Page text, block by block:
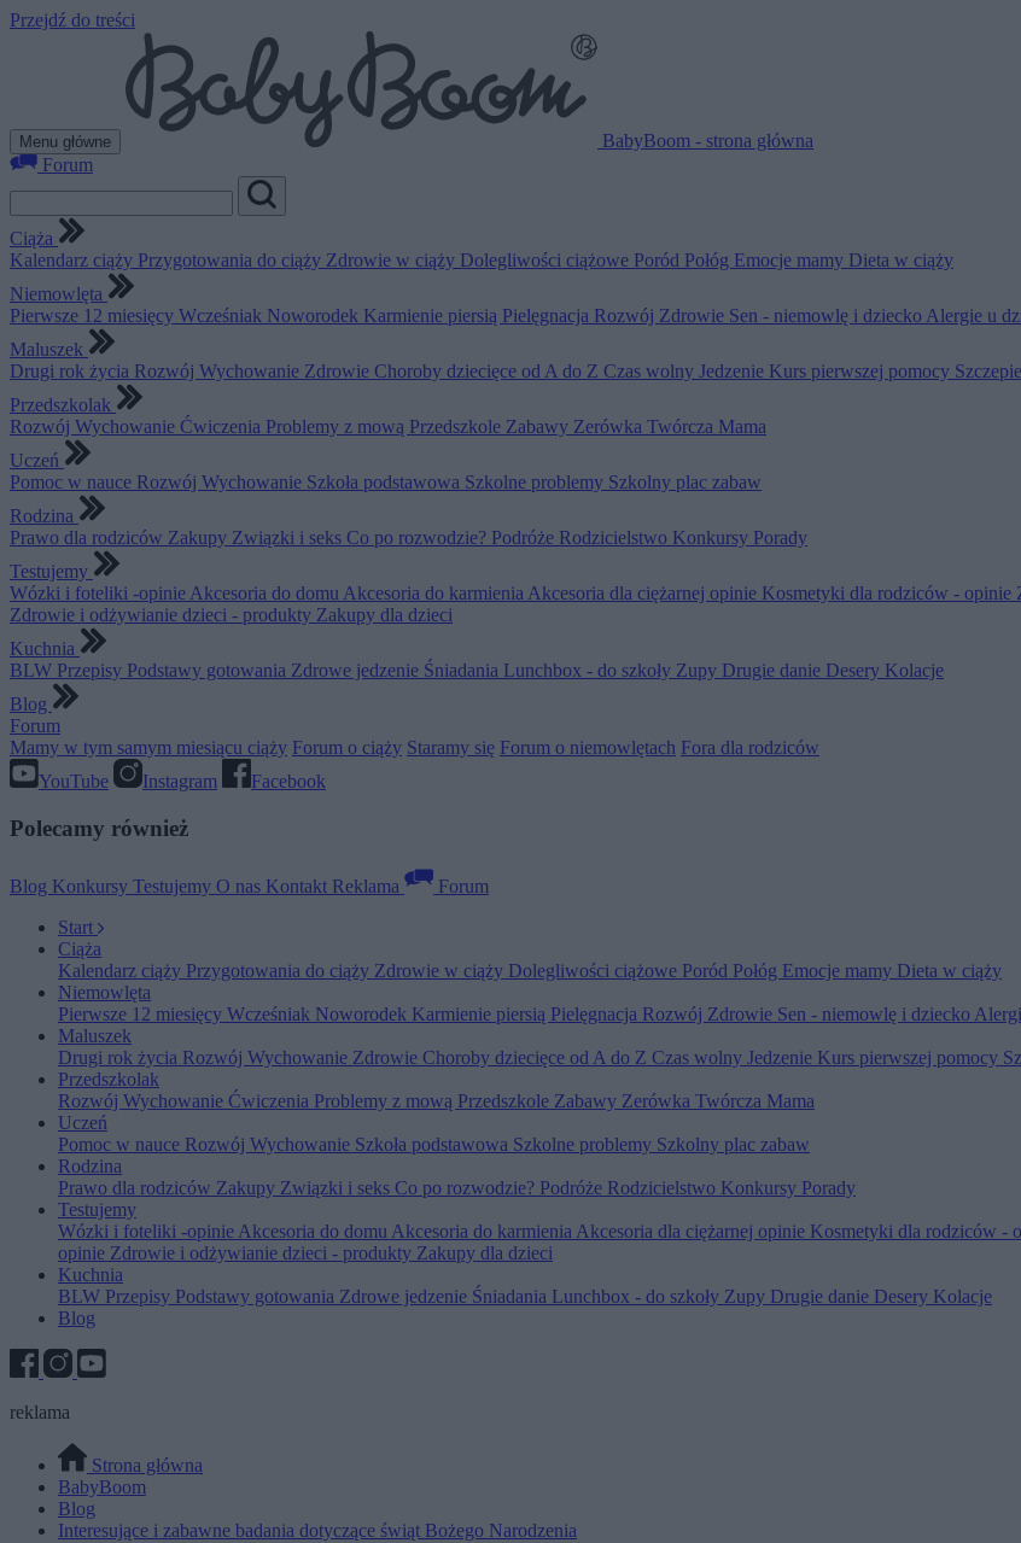
Przejdź do treści
Menu główne
BabyBoom - strona główna
Forum
Ciąża
Kalendarz ciąży Przygotowania do ciąży Zdrowie w ciąży Dolegliwości ciążowe Poród Połóg Emocje mamy Dieta w ciąży
Niemowlęta
Pierwsze 12 miesięcy Wcześniak Noworodek Karmienie piersią Pielęgnacja Rozwój Zdrowie Sen - niemowlę i dziecko Alergie u
Maluszek
Drugi rok życia Rozwój Wychowanie Zdrowie Choroby dziecięce od A do Z Czas wolny Jedzenie Kurs pierwszej pomocy
Przedszkolak
Rozwój Wychowanie Ćwiczenia Problemy z mową Przedszkole Zabawy Zerówka Twórcza Mama
Uczeń
Pomoc w nauce Rozwój Wychowanie Szkoła podstawowa Szkolne problemy Szkolny plac zabaw
Rodzina
Prawo dla rodziców Zakupy Związki i seks Co po rozwodzie? Podróże Rodzicielstwo Konkursy Porady
Testujemy
Wózki i foteliki -opinie Akcesoria do domu Akcesoria do karmienia Akcesoria dla ciężarnej opinie Kosmetyki dla rodziców - opinie
Zdrowie i odżywianie dzieci - produkty Zakupy dla dzieci
Kuchnia
BLW Przepisy Podstawy gotowania Zdrowe jedzenie Śniadania Lunchbox - do szkoły Zupy Drugie danie Desery Kolacje
Blog
Forum
Mamy w tym samym miesiącu ciąży Forum o ciąży Staramy się Forum o niemowlętach Fora dla rodziców
YouTube
Instagram Facebook
Polecamy również
Blog Konkursy Testujemy O nas Kontakt Reklama
Forum
Start
Ciąża
Kalendarz ciąży Przygotowania do ciąży Zdrowie w ciąży Dolegliwości ciążowe Poród Połóg Emocje mamy Dieta w ciąży
Niemowlęta
Pierwsze 12 miesięcy Wcześniak Noworodek Karmienie piersią Pielęgnacja Rozwój Zdrowie Sen - niemowlę i dziecko
Maluszek
Drugi rok życia Rozwój Wychowanie Zdrowie Choroby dziecięce od A do Z Czas wolny Jedzenie Kurs pierwszej pomocy
Przedszkolak
Rozwój Wychowanie Ćwiczenia Problemy z mową Przedszkole Zabawy Zerówka Twórcza Mama
Uczeń
Pomoc w nauce Rozwój Wychowanie Szkoła podstawowa Szkolne problemy Szkolny plac zabaw
Rodzina
Prawo dla rodziców Zakupy Związki i seks Co po rozwodzie? Podróże Rodzicielstwo Konkursy Porady
Testujemy
Wózki i foteliki -opinieAkcesoria do domu Akcesoria do karmieniaAkcesoria dla ciężarnej opinie Kosmetyki dla rodziców -
opinie Zdrowie i odżywianie dzieci - produkty Zakupy dla dzieci
Kuchnia
BLW Przepisy Podstawy gotowania Zdrowe jedzenie Śniadania Lunchbox - do szkoły Zupy Drugie danie Desery Kolacje
Blog
reklama
Strona główna
BabyBoom
Blog
Interesujące i zabawne badania dotyczące świąt Bożego Narodzenia